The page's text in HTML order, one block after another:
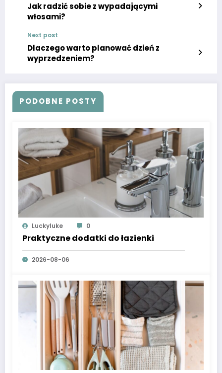
Jak radzić sobie z wypadającymi
włosami?
Next post
Dlaczego warto planować dzień z
wyprzedzeniem?
PODOBNE POSTY
Luckyluke 0
Praktyczne dodatki do łazienki
2026-08-06